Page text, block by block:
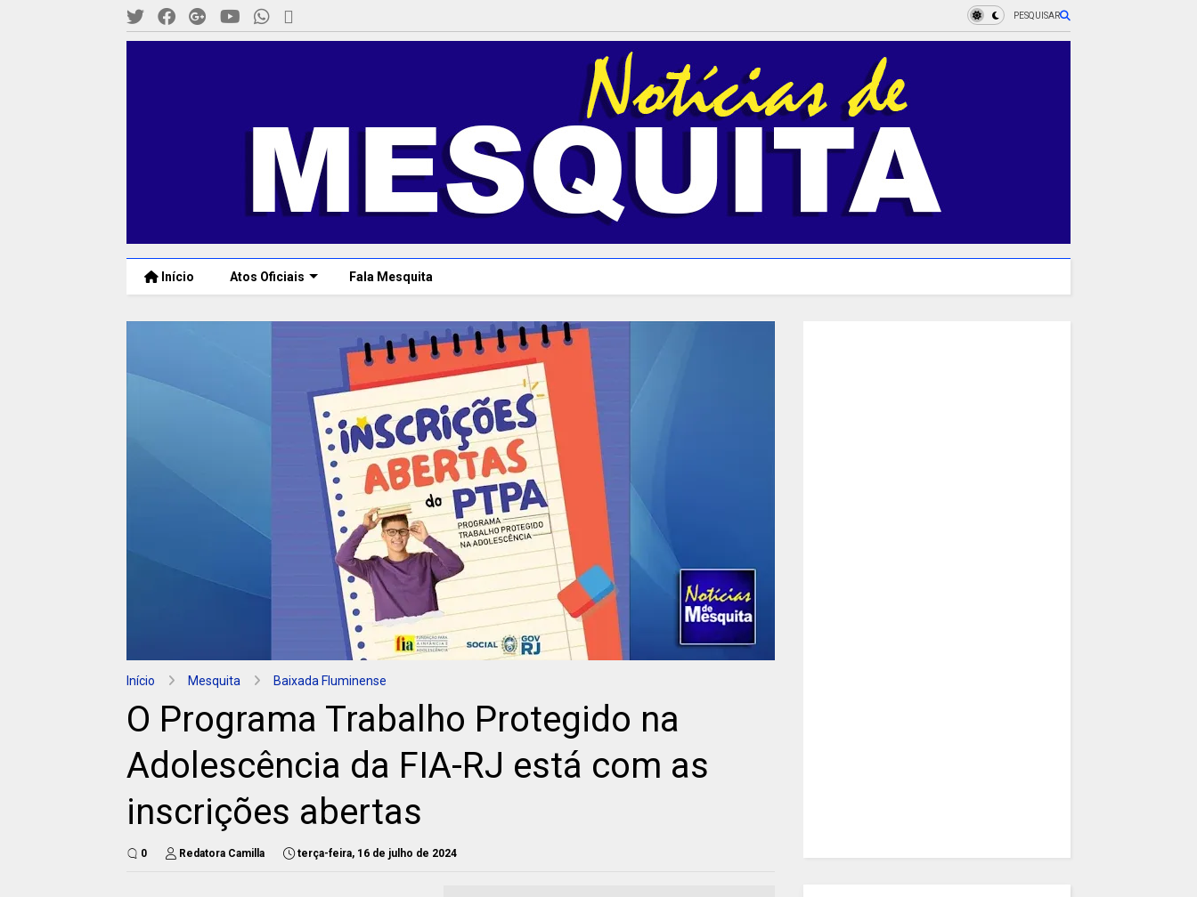
PESQUISAR
Início Atos Oficiais Fala Mesquita
Início Mesquita Baixada Fluminense
O Programa Trabalho Protegido na
Adolescência da FIA-RJ está com as
inscrições abertas
0 Redatora Camilla terça-feira, 16 de julho de 2024